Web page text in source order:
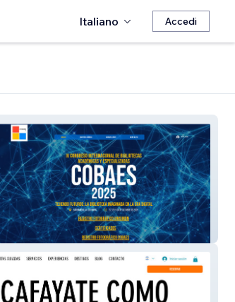
Italiano Accedi
COBAES